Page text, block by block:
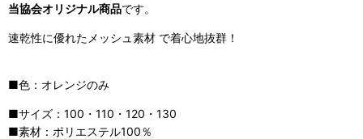
当協会オリジナル商品です。
速乾性に優れたメッシュ素材 で着心地抜群！
■色：オレンジのみ
■サイズ：100・110・120・130
■素材：ポリエステル100％